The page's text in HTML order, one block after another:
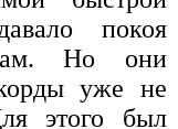
покоя
Но они
уже не
этого был